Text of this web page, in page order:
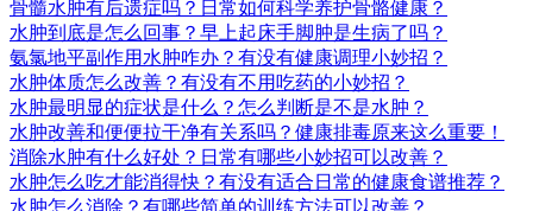
骨髓水肿有后遗症吗？日常如何科学养护骨骼健康？
水肿到底是怎么回事？早上起床手脚肿是生病了吗？
氨氯地平副作用水肿咋办？有没有健康调理小妙招？
水肿体质怎么改善？有没有不用吃药的小妙招？
水肿最明显的症状是什么？怎么判断是不是水肿？
水肿改善和便便拉干净有关系吗？健康排毒原来这么重要！
消除水肿有什么好处？日常有哪些小妙招可以改善？
水肿怎么吃才能消得快？有没有适合日常的健康食谱推荐？
水肿怎么消除？有哪些简单的训练方法可以改善？